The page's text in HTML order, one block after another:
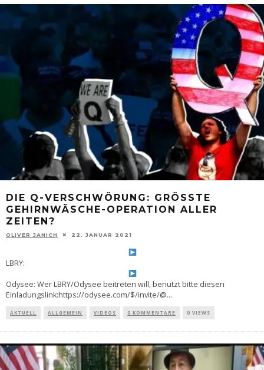
DIE Q-VERSCHWÖRUNG: GRÖSSTE G
EHIRNWÄSCHE-OPERATION ALLER Z
EITEN?
OLIVER JANICH 22. JANUAR 2021
LBRY:
Odysee: Wer LBRY/Odysee beitreten will, benutzt bitte diesen
Einladungslink:https://odysee.com/$/invite/@...
AKTUELL ALLGEMEIN VIDEOS 0 KOMMENTARE 0 VIEWS